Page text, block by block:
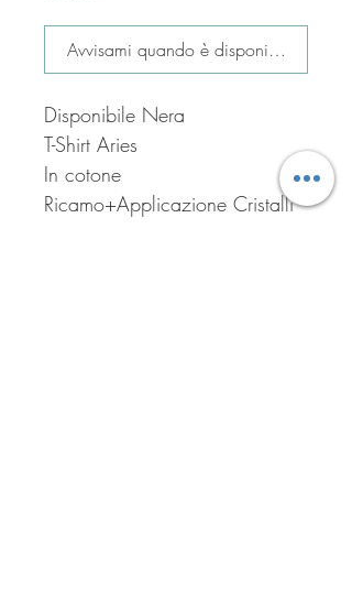
Avvisami quando è disponibile
Disponibile Nera
T-Shirt Aries
In cotone
Ricamo+Applicazione Cristalli